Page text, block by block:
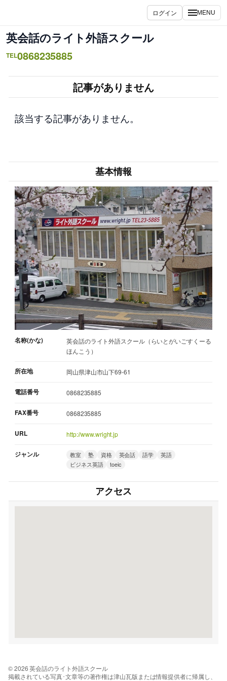
を
ス
キ
ログイン MENU
英会話のライト外語スクール
TEL0868235885
記事がありません
該当する記事がありません。
基本情報
名称(かな)
英会話のライト外語スクール（らいとがいごすくーる
ほんこう）
所在地 岡山県津山市山下69-61
電話番号 0868235885
FAX番号 0868235885
URL http://www.wright.jp
ジャンル 教室 塾 資格 英会話 語学
英語
ビジネス英語
toeic
アクセス
© 2026 英会話のライト外語スクール
掲載されている写真･文章等の著作権は津山瓦版または情報提供者に帰属し、